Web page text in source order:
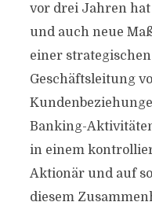
vor drei Jahren
und auch neue
einer
Geschäftsleitung
Banking-
in einem
Aktionär und auf
diesem